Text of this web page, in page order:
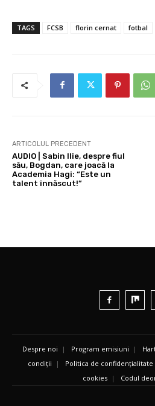
TAGS FCSB florin cernat fotbal
ARTICOLUL PRECEDENT
AUDIO | Sabin Ilie, despre fiul
său, Bogdan, care joacă la
Academia Hagi: “Este un
talent înnăscut!”
Despre noi | Program emisiuni |
condiții | Politica de confidențialitate
cookies | Codul